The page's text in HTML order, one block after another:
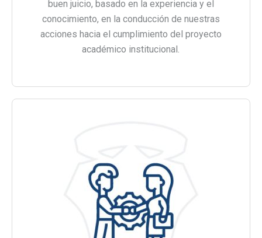
buen juicio, basado en la experiencia y el
conocimiento, en la conducción de nuestras
acciones hacia el cumplimiento del proyecto
académico institucional.